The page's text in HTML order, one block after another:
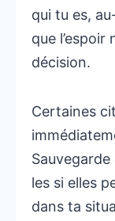
qui tu es,
que l’espoir
décision.
Certaines
les si elles
dans ta